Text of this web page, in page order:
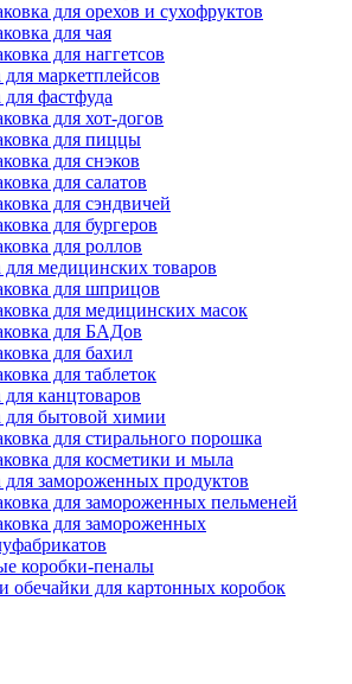
для орехов и сухофруктов
для чая
для наггетсов
маркетплейсов
фастфуда
для хот-догов
для пиццы
для снэков
для салатов
для сэндвичей
для бургеров
для роллов
для медицинских товаров
для шприцов
для медицинских масок
для БАДов
для бахил
для таблеток
канцтоваров
для бытовой химии
для стирального порошка
для косметики и мыла
для замороженных продуктов
для замороженных пельменей
для замороженных
коробки-пеналы
для картонных коробок